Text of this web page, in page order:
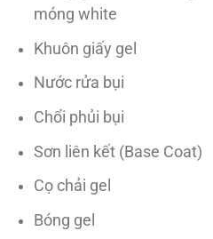
móng white
Khuôn giấy gel
Nước rửa bụi
Chổi phủi bụi
Sơn liên kết (Base Coat)
Cọ chải gel
Bóng gel